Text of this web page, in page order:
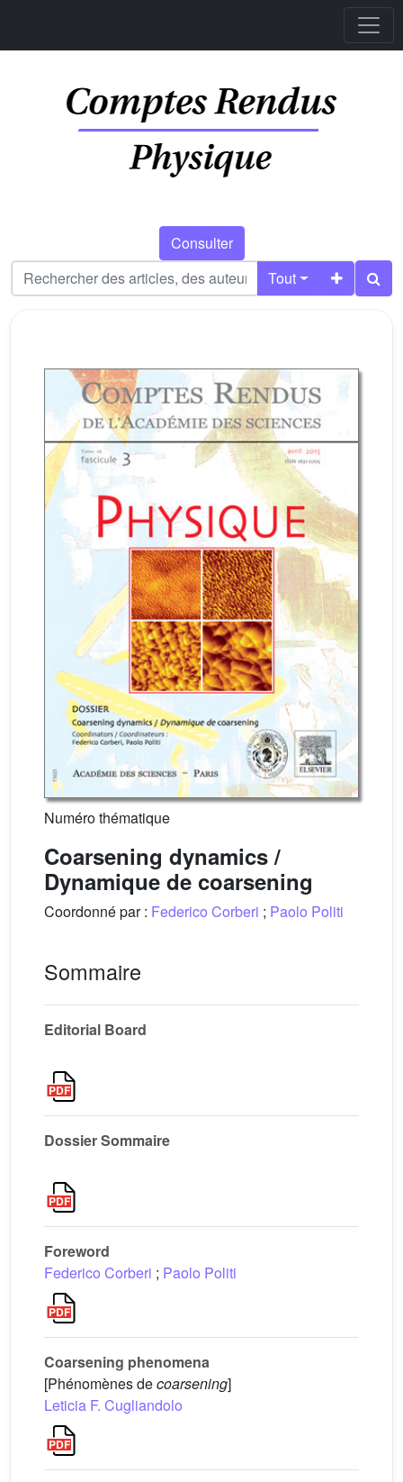
Consulter
Tout
Numéro thématique
Coarsening dynamics /
Dynamique de coarsening
Coordonné par : Federico Corberi ; Paolo Politi
Sommaire
Editorial Board
Dossier Sommaire
Foreword
Federico Corberi ; Paolo Politi
Coarsening phenomena
[Phénomènes decoarsening]
Leticia F. Cugliandolo